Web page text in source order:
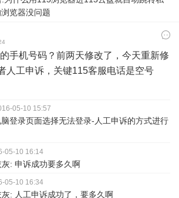
览器没问题
手机号码？前两天修改了，今天重新修
人工申诉，关键115客服电话是空号
05-10 15:57
登录页面选择无法登录-人工申诉的方式进行
05-10 16:14
: 申诉成功要多久啊
05-10 16:34
: 人工申诉成功了，要多久啊